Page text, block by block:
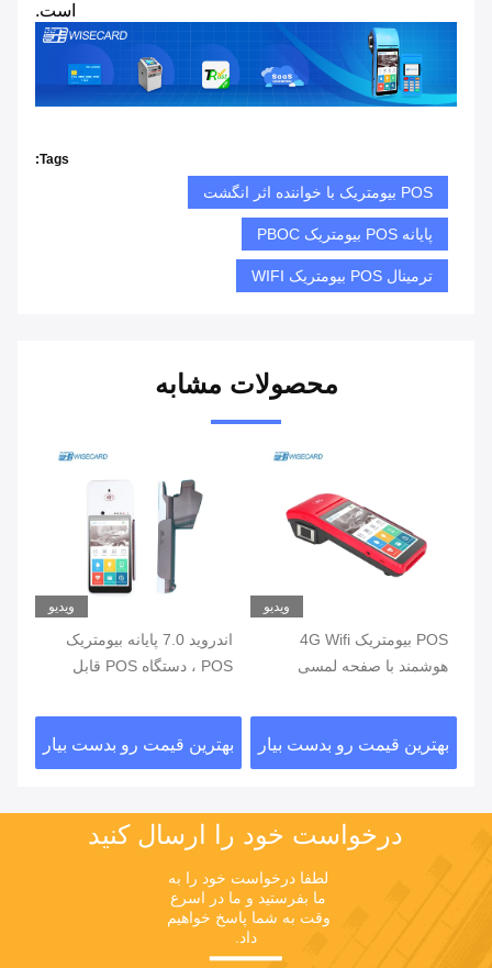
است.
Tags:
POS بیومتریک با خواننده اثر انگشت
پایانه POS بیومتریک PBOC
ترمینال POS بیومتریک WIFI
محصولات مشابه
ویدیو
POS بیومتریک 4G Wifi
هوشمند با صفحه لمسی
بهترین قیمت رو بدست بیار
ویدیو
اندروید 7.0 پایانه بیومتریک
POS ، دستگاه POS قابل
بهترین قیمت رو بدست بیار
درخواست خود را ارسال کنید
داد.